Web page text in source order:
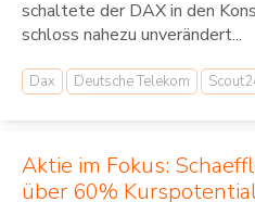
schaltete der DAX in den
schloss nahezu unverändert...
Dax Deutsche Telekom
Aktie im Fokus:
über 60%